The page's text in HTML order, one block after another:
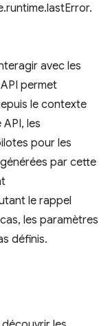
avec les
permet
le contexte
les
pour les
par cette
le rappel
les paramètres
définis.